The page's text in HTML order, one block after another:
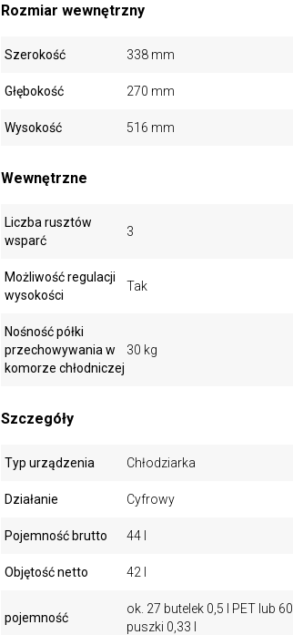
Rozmiar wewnętrzny
Szerokość 338 mm
Głębokość 270 mm
Wysokość 516 mm
Wewnętrzne
Liczba rusztów
wsparć
3
Możliwość regulacji
wysokości
Tak
Nośność półki
przechowywania w
komorze chłodniczej
30 kg
Szczegóły
Typ urządzenia Chłodziarka
Działanie Cyfrowy
Pojemność brutto 44 l
Objętość netto 42 l
pojemność
ok. 27 butelek 0,5 l PET lub 60
puszki 0,33 l